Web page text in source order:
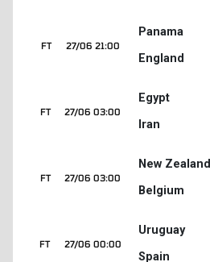
27/06 21:00
FT
Panama
England
27/06 03:00
FT
Egypt
Iran
27/06 03:00
FT
New Zealand
Belgium
27/06 00:00
FT
Uruguay
Spain